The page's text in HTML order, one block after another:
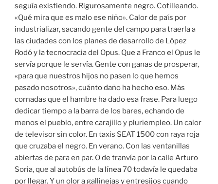
seguía existiendo. Rigurosamente negro. Cotilleando.
«Qué mira que es malo ese niño». Calor de país por
industrializar, sacando gente del campo para traerla a
las ciudades con los planes de desarrollo de López
Rodó y la tecnocracia del Opus. Que a Franco el Opus le
servía porque le servía. Gente con ganas de prosperar,
«para que nuestros hijos no pasen lo que hemos
pasado nosotros», cuánto daño ha hecho eso. Más
cornadas que el hambre ha dado esa frase. Para luego
dedicar tiempo a la barra de los bares, echando de
menos el pueblo, entre carajillo y pluriempleo. Un calor
de televisor sin color. En taxis SEAT 1500 con raya roja
que cruzaba el negro. En verano. Con las ventanillas
abiertas de para en par. O de tranvía por la calle Arturo
Soria, que al autobús de la línea 70 todavía le quedaba
por llegar. Y un olor a gallinejas y entresijos cuando